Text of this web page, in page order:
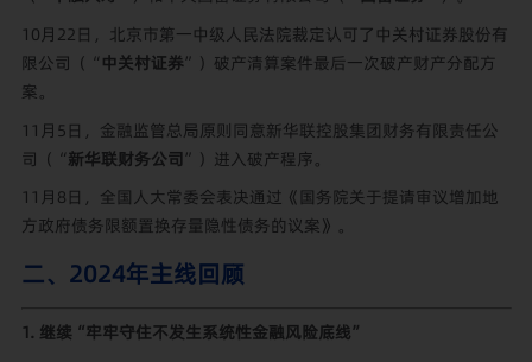
10月22日，北京市第一中级人民法院裁定认可了中关村证券股份有
限公司（“ 中关村证券”）破产清算案件最后一次破产财产分配方
案。
11月5日，金融监管总局原则同意新华联控股集团财务有限责任公
司（“新华联财务公司 ”）进入破产程序。
11月8日，全国人大常委会表决通过《国务院关于提请审议增加地
方政府债务限额置换存量隐性债务的议案》。
二、2024年主线回顾
1. 继续“牢牢守住不发生系统性金融风险底线”